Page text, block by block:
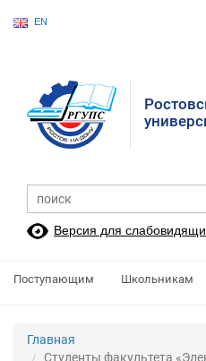
EN
Версия для
Поступающим Школьникам
Главная
Студенты факультета